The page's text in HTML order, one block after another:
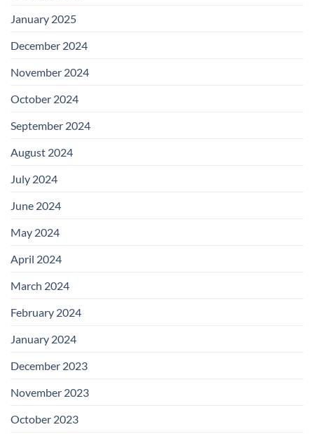
January 2025
December 2024
November 2024
October 2024
September 2024
August 2024
July 2024
June 2024
May 2024
April 2024
March 2024
February 2024
January 2024
December 2023
November 2023
October 2023